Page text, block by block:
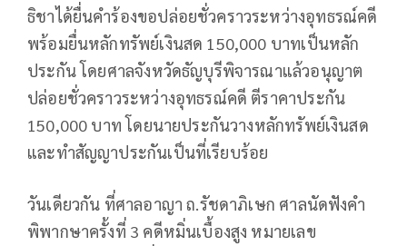
ธิชาได้ยื่นคำร้องขอปล่อยชั่วคราวระหว่างอุทธรณ์คดี
พร้อมยื่นหลักทรัพย์เงินสด 150,000 บาทเป็นหลัก
ประกัน โดยศาลจังหวัดธัญบุรีพิจารณาแล้วอนุญาต
ปล่อยชั่วคราวระหว่างอุทธรณ์คดี ตีราคาประกัน
150,000 บาท โดยนายประกันวางหลักทรัพย์เงินสด
และทำสัญญาประกันเป็นที่เรียบร้อย
วันเดียวกัน ที่ศาลอาญา ถ.รัชดาภิเษก ศาลนัดฟังคำ
พิพากษาครั้งที่ 3 คดีหมิ่นเบื้องสูง หมายเลข